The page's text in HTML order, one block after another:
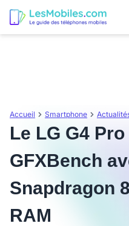
Accueil Smartphone
Le LG G4
GFXBench
Snapdragon
RAM